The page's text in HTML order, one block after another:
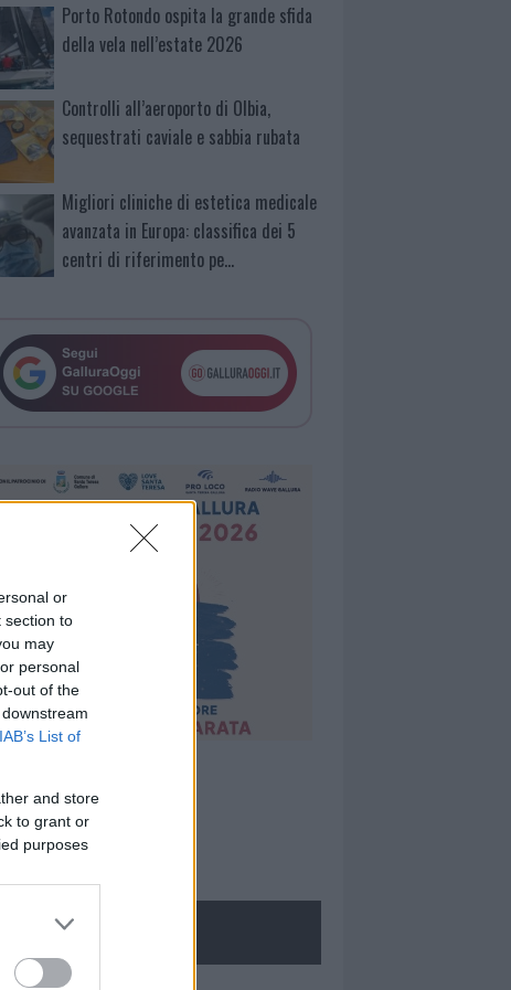
or
section to
may
personal
out of the
IAB’s List of
and store
to grant or
purposes
Porto Rotondo ospita la grande sfida
della vela nell’estate 2026
Controlli all’aeroporto di Olbia,
sequestrati caviale e sabbia rubata
Migliori cliniche di estetica medicale
avanzata in Europa: classifica dei 5
centri di riferimento pe…
NECROLOGIE